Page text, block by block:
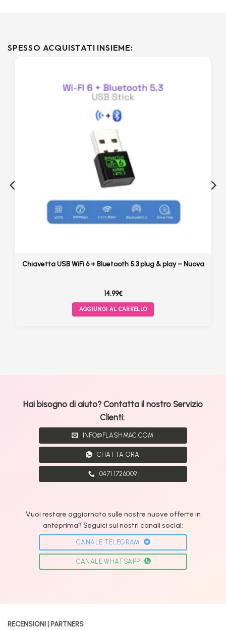
SPESSO ACQUISTATI INSIEME:
Chiavetta USB WiFi 6 + Bluetooth 5.3 plug & play – Nuova
14,99€
AGGIUNGI AL CARRELLO
Hai bisogno di aiuto? Contatta il nostro Servizio
Clienti:
INFO@FLASHMAC.COM
CHATTA ORA
0471 1726009
Vuoi restare aggiornato sulle nostre nuove offerte in
anteprima? Seguici sui nostri canali social:
CANALE TELEGRAM
CANALE WHATSAPP
RECENSIONI | PARTNERS